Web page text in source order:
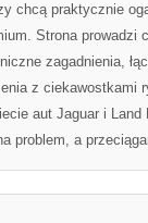
chcą praktycznie
Strona prowadzi
zagadnienia,
z ciekawostkami
aut Jaguar i
problem, a